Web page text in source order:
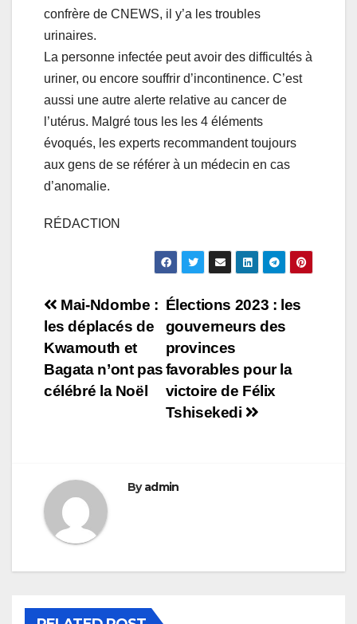
confrère de CNEWS, il y’a les troubles
urinaires.
La personne infectée peut avoir des difficultés à
uriner, ou encore souffrir d’incontinence. C’est
aussi une autre alerte relative au cancer de
l’utérus. Malgré tous les les 4 éléments
évoqués, les experts recommandent toujours
aux gens de se référer à un médecin en cas
d’anomalie.
RÉDACTION
Navigation
de
l’article
Élections 2023 : les
gouverneurs des
provinces
favorables pour la
victoire de Félix
Tshisekedi
Mai-Ndombe :
les déplacés de
Kwamouth et
Bagata n’ont pas
célébré la Noël
Byadmin